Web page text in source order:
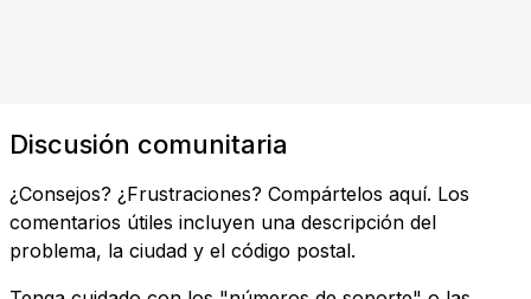
Discusión comunitaria
¿Consejos? ¿Frustraciones? Compártelos aquí. Los
comentarios útiles incluyen una descripción del
problema, la ciudad y el código postal.